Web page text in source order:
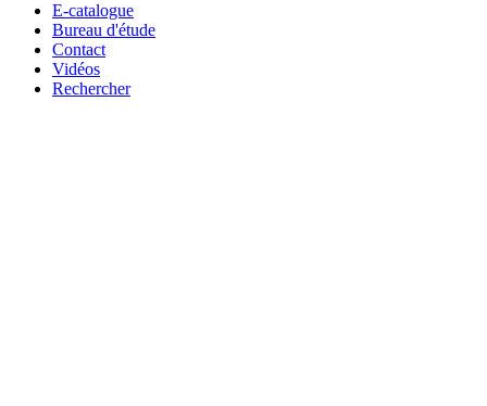
E-catalogue
Bureau d'étude
Contact
Vidéos
Rechercher